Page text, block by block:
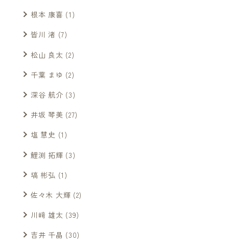
根本 康喜 (1)
皆川 渚 (7)
松山 良太 (2)
千葉 まゆ (2)
深谷 航介 (3)
井坂 琴美 (27)
塩 慧史 (1)
鯉渕 拓輝 (3)
塙 彬弘 (1)
佐々木 大輝 (2)
川﨑 雄太 (39)
吉井 千晶 (30)